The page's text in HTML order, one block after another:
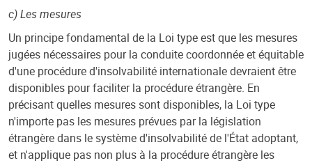
c) Les mesures
Un principe fondamental de la Loi type est que les mesures
jugées nécessaires pour la conduite coordonnée et équitable
d'une procédure d'insolvabilité internationale devraient être
disponibles pour faciliter la procédure étrangère. En
précisant quelles mesures sont disponibles, la Loi type
n'importe pas les mesures prévues par la législation
étrangère dans le système d'insolvabilité de l'État adoptant,
et n'applique pas non plus à la procédure étrangère les